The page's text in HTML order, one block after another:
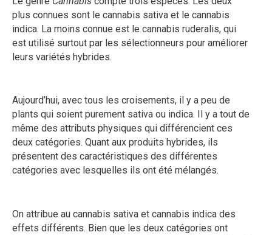
plus connues sont le cannabis sativa et le cannabis
indica. La moins connue est le cannabis ruderalis, qui
est utilisé surtout par les sélectionneurs pour améliorer
leurs variétés hybrides.
Aujourd’hui, avec tous les croisements, il y a peu de
plants qui soient purement sativa ou indica. Il y a tout de
même des attributs physiques qui différencient ces
deux catégories. Quant aux produits hybrides, ils
présentent des caractéristiques des différentes
catégories avec lesquelles ils ont été mélangés.
On attribue au cannabis sativa et cannabis indica des
effets différents. Bien que les deux catégories ont